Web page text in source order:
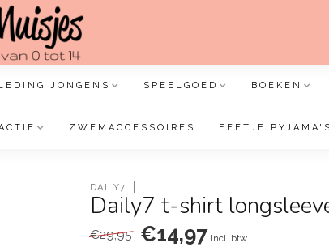
JONGENS SPEELGOED BOEKEN
ZWEMACCESSOIRES FEETJE PYJAMA'S
DAILY7
Daily7 t-shirt
€29,95 €14,97 Incl. btw